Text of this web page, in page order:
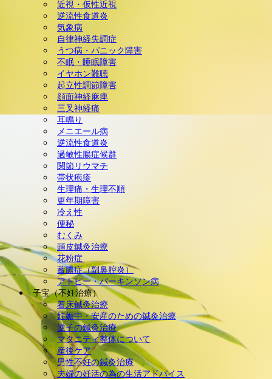
ット(耳つぼ＆ラジオ波による
体質改善) 慢性腎臓病 頭
痛 天気痛(気象病) 顔面神経
麻痺 三叉神経痛
近視・仮性近視
逆流性食道炎
気象病
自律神経失調症
うつ病・パニック障害
不眠・睡眠障害
イヤホン難聴
起立性調節障害
顔面神経麻痺
三叉神経痛
耳鳴り
メニエール病
逆流性食道炎
過敏性腸症候群
関節リウマチ
帯状疱疹
生理痛・生理不順
更年期障害
冷え性
便秘
むくみ
頭皮鍼灸治療
花粉症
蓄膿症（副鼻腔炎）
アトピー・パーキンソン病
子宝（不妊治療）
着床鍼灸治療
妊娠中・安産のための鍼灸治療
逆子の鍼灸治療
マタニティ整体について
産後ケア
男性不妊の鍼灸治療
夫婦の妊活の為の生活アドバイス